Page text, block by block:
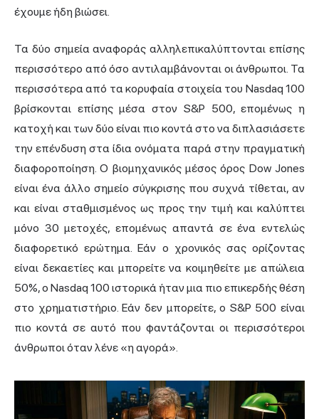
έχουμε ήδη βιώσει.
Τα δύο σημεία αναφοράς αλληλεπικαλύπτονται επίσης
περισσότερο από όσο αντιλαμβάνονται οι άνθρωποι. Τα
περισσότερα από τα κορυφαία στοιχεία του Nasdaq 100
βρίσκονται επίσης μέσα στον S&P 500, επομένως η
κατοχή και των δύο είναι πιο κοντά στο να διπλασιάσετε
την επένδυση στα ίδια ονόματα παρά στην πραγματική
διαφοροποίηση. Ο βιομηχανικός μέσος όρος Dow Jones
είναι ένα άλλο σημείο σύγκρισης που συχνά τίθεται, αν
και είναι σταθμισμένος ως προς την τιμή και καλύπτει
μόνο 30 μετοχές, επομένως απαντά σε ένα εντελώς
διαφορετικό ερώτημα. Εάν ο χρονικός σας ορίζοντας
είναι δεκαετίες και μπορείτε να κοιμηθείτε με απώλεια
50%, ο Nasdaq 100 ιστορικά ήταν μια πιο επικερδής θέση
στο χρηματιστήριο. Εάν δεν μπορείτε, ο S&P 500 είναι
πιο κοντά σε αυτό που φαντάζονται οι περισσότεροι
άνθρωποι όταν λένε «η αγορά».